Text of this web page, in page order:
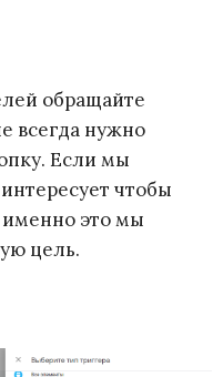
обращайте
всегда нужно
Если мы
чтобы
это мы
цель.